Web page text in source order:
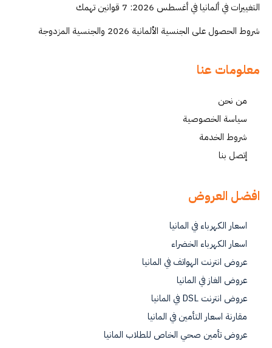
التغييرات في ألمانيا في أغسطس 2026: 7 قوانين تهمك
شروط الحصول على الجنسية الألمانية 2026 والجنسية المزدوجة
معلومات عنا
من نحن
سياسة الخصوصية
شروط الخدمة
إتصل بنا
افضل العروض
اسعار الكهرباء في المانيا
اسعار الكهرباء الخضراء
عروض انترنت الهواتف في المانيا
عروض الغاز في المانيا
عروض انترنت DSL في المانيا
مقارنة اسعار التأمين في المانيا
عروض تأمين صحي الخاص للطلاب المانيا